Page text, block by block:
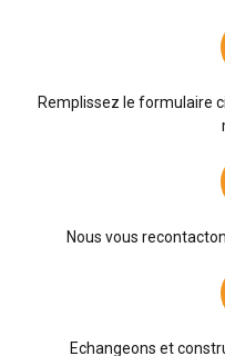
Remplissez le formulaire
Nous vous
Echangeons et